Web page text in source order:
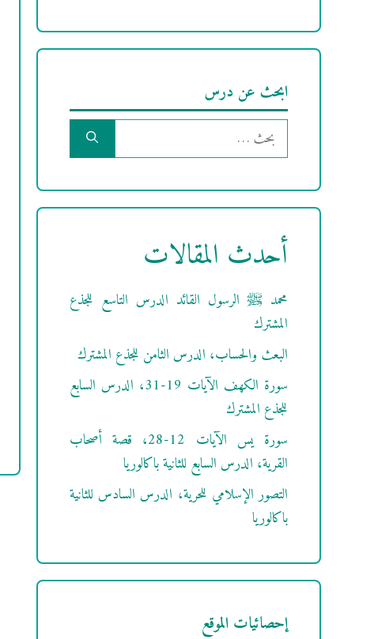
ابحث عن درس
البحث
عن:
أحدث المقالات
محمد ﷺ الرسول القائد الدرس التاسع للجذع
المشترك
البعث والحساب، الدرس الثامن للجذع المشترك
سورة الكهف الآيات 19-31، الدرس السابع
للجذع المشترك
سورة يس الآيات 12-28، قصة أصحاب
القرية، الدرس السابع للثانية باكالوريا
التصور الإسلامي للحرية، الدرس السادس للثانية
باكالوريا
إحصائيات الموقع